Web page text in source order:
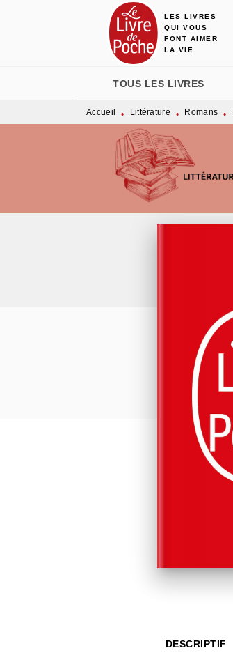
MENU RECHERCHE
LES LIVRES
QUI VOUS
FONT AIMER
LA VIE
TOUS LES LIVRES
Accueil • Littérature • Romans •
DESCRIPTIF